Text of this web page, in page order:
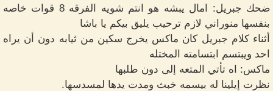
ضحك جبريل: امال يبشه هو انتم شويه الفرقه 8 قوات خاصه
بنفسها منوراني لازم ترحيب يليق بيكم يا باشا
أثناء كلام جبريل كان ماكس يخرج سكين من ثيابه دون أن يراه
احد ويبتسم ابتسامته المختله
ماكس: اه تأتي المتعه إلى دون طلبها
نظرت إيلينا له بيسمه خبث ومدت يدها لمسدسها.